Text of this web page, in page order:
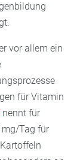
vor allem ein
für Vitamin
nennt für
mg/Tag für